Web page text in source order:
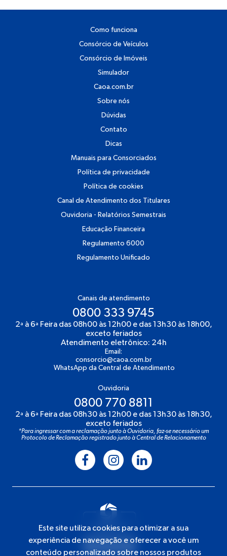
Este site utiliza cookies para otimizar a sua
experiência de navegação e oferecer a você um
conteúdo personalizado sobre nossos produtos
Como funciona
Consórcio de Veículos
Consórcio de Imóveis
Simulador
Caoa.com.br
Sobre nós
Dúvidas
Contato
Dicas
Manuais para Consorciados
Política de privacidade
Política de cookies
Canal de Atendimento dos Titulares
Ouvidoria - Relatórios Semestrais
Educação Financeira
Regulamento 6000
Regulamento Unificado
Canais de atendimento
0800 333 9745
2ª à 6ª Feira das 08h00 às 12h00 e das 13h30 às 18h00,
exceto feriados
Atendimento eletrônico: 24h
Email:
consorcio@caoa.com.br
WhatsApp da Central de Atendimento
Ouvidoria
0800 770 8811
2ª à 6ª Feira das 08h30 às 12h00 e das 13h30 às 18h30,
exceto feriados
*Para ingressar com a reclamação junto à Ouvidoria, faz-se necessário um
Protocolo de Reclamação registrado junto à Central de Relacionamento